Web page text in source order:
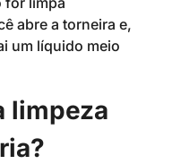
abre a torneira e,
um líquido meio
limpeza